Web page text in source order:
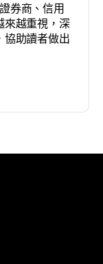
券商、信用
來越重視，深
協助讀者做出